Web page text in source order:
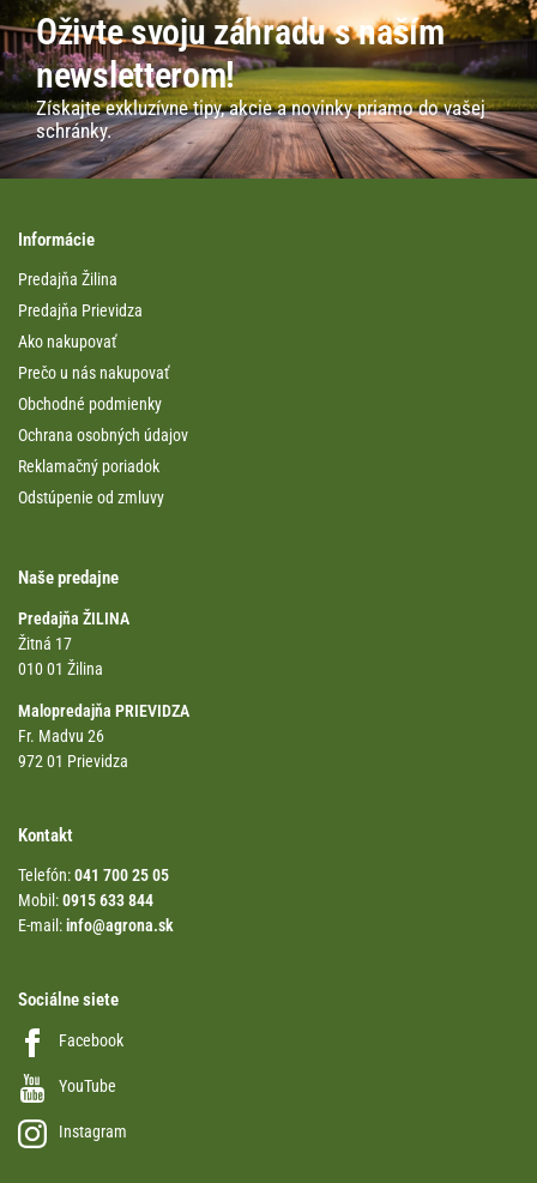
Oživte svoju záhradu s naším
newsletterom!
Získajte exkluzívne tipy, akcie a novinky priamo do vašej
schránky.
Informácie
Predajňa Žilina
Predajňa Prievidza
Ako nakupovať
Prečo u nás nakupovať
Obchodné podmienky
Ochrana osobných údajov
Reklamačný poriadok
Odstúpenie od zmluvy
Naše predajne
Predajňa ŽILINA
Žitná 17
010 01 Žilina
Malopredajňa PRIEVIDZA
Fr. Madvu 26
972 01 Prievidza
Kontakt
Telefón:041 700 25 05
Mobil:0915 633 844
E-mail:info@agrona.sk
Sociálne siete
Facebook
YouTube
Instagram